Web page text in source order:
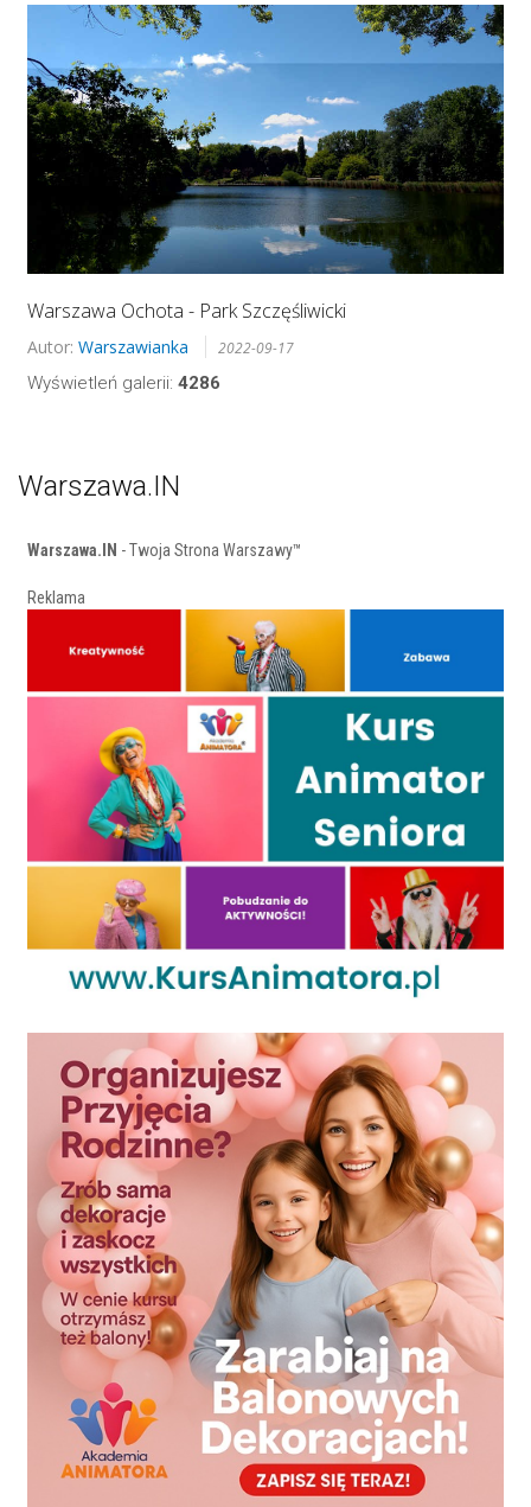
Warszawa Ochota - Park Szczęśliwicki
Autor: Warszawianka 2022-09-17
Wyświetleń galerii: 4286
Warszawa.IN
Warszawa.IN - Twoja Strona Warszawy™
Reklama